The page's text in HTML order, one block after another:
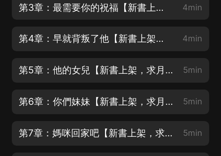
第3章：最需要你的祝福【新書上架，求月票，求訂閱，求好評，求點讚哦~】 4min
第4章：早就背叛了他【新書上架，求月票，求訂閱，求好評，求點讚哦~】 4min
第5章：他的女兒【新書上架，求月票，求訂閱，求好評，求點讚哦~】 5min
第6章：你們妹妹【新書上架，求月票，求訂閱，求好評，求點讚哦~】 5min
第7章：媽咪回家吧【新書上架，求月票，求訂閱，求好評，求點讚哦~】 5min